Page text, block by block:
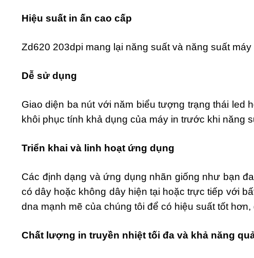
Hiệu suất in ấn cao cấp
Zd620 203dpi mang lại năng suất và năng suất
Dễ sử d ụng
Giao diện ba nút với năm biểu tượng trạng thái led
khôi phục tính khả dụng của máy in trước khi năng
Triển khai và linh hoạt ứng d ụng
Các định dạng và ứng dụng nhãn giống như bạn
có dây hoặc không dây hiện tại hoặc trực tiếp với
dna mạnh mẽ của chúng tôi để có hiệu suất tốt
Chất l ượng in truyền nhiệt tối đa và khả năng qu